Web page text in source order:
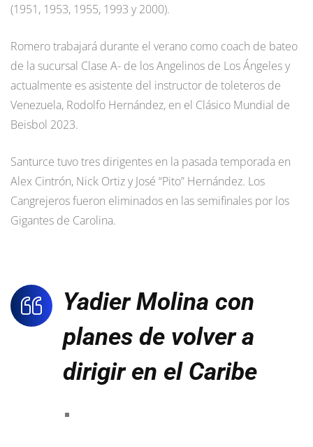
(1951, 1953, 1955, 1993 y 2000).
Romero trabajará durante el verano como coach de bateo
de la sucursal Clase A- de los Angelinos de Los Ángeles y
actualmente es asistente del instructor de toleteros de
Venezuela, Rodolfo Hernández, en el Clásico Mundial de
Beisbol 2023.
Santurce tuvo tres dirigentes en la pasada temporada en
Alex Cintrón, Nick Ortiz y José “Pito” Hernández. Los
Cangrejeros fueron eliminados en las semifinales por los
Gigantes de Carolina.
Yadier Molina con
planes de volver a
dirigir en el Caribe